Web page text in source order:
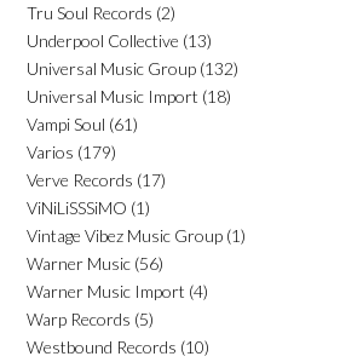
Tru Soul Records (2)
Underpool Collective (13)
Universal Music Group (132)
Universal Music Import (18)
Vampi Soul (61)
Varios (179)
Verve Records (17)
ViNiLiSSSiMO (1)
Vintage Vibez Music Group (1)
Warner Music (56)
Warner Music Import (4)
Warp Records (5)
Westbound Records (10)